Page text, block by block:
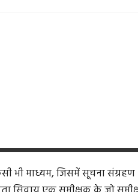
भी माध्यम, जिसमें सूचना